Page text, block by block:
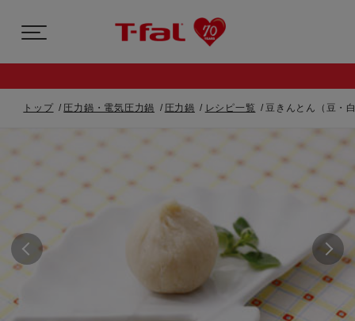
トップ 圧力鍋・電気圧力鍋 圧力鍋 レシピ一覧 豆きんとん（豆・